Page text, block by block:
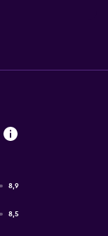
8,9
8,5